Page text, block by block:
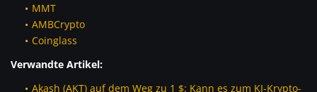
MMT
AMBCrypto
Coinglass
Verwandte Artikel:
Akash (AKT) auf dem Weg zu 1 $: Kann es zum KI-Krypto-